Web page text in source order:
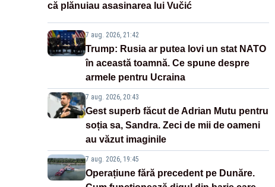
că plănuiau asasinarea lui Vučić
7 aug. 2026, 21:42
Trump: Rusia ar putea lovi un stat NATO
în această toamnă. Ce spune despre
armele pentru Ucraina
7 aug. 2026, 20:43
Gest superb făcut de Adrian Mutu pentru
soția sa, Sandra. Zeci de mii de oameni
au văzut imaginile
7 aug. 2026, 19:45
Operațiune fără precedent pe Dunăre.